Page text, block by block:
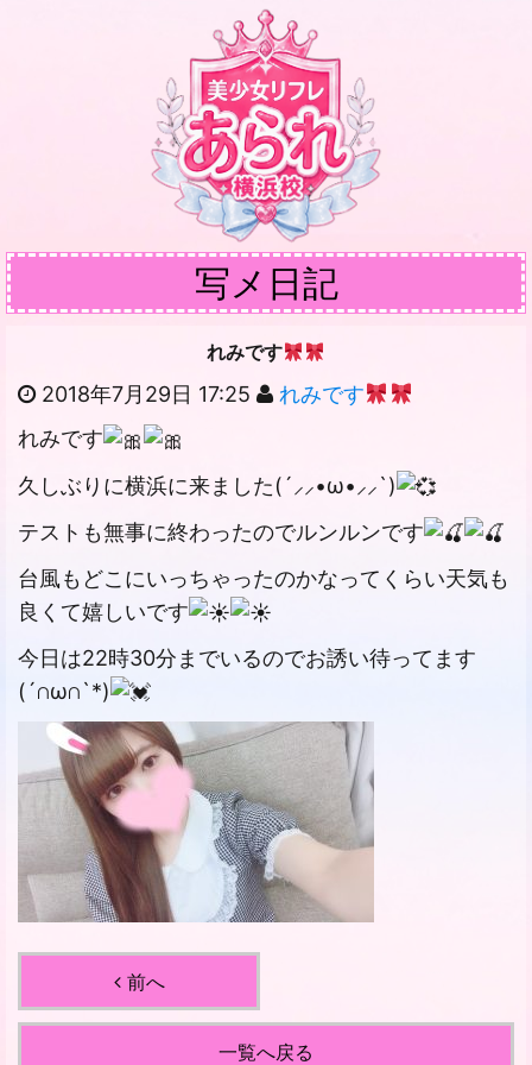
写メ日記
れみです
2018年7月29日 17:25
れみです
れみです
久しぶりに横浜に来ました(´⸝⸝•ω•⸝⸝`)
テストも無事に終わったのでルンルンです
台風もどこにいっちゃったのかなってくらい天気も
良くて嬉しいです
今日は22時30分までいるのでお誘い待ってます
(´∩ω∩`*)
前へ
一覧へ戻る